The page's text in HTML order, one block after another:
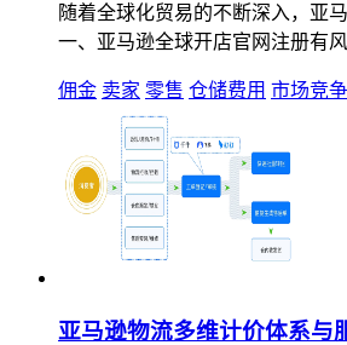
随着全球化贸易的不断深入，亚
一、亚马逊全球开店官网注册有
佣金 卖家 零售 仓储费用 市场竞争
亚马逊物流多维计价体系与